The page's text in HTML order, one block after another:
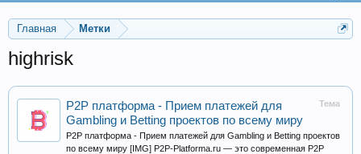
Главная Метки
highrisk
Тема
P2P платформа - Прием платежей для
Gambling и Betting проектов по всему миру
P2P платформа - Прием платежей для Gambling и Betting проектов
по всему миру [IMG] P2P-Platforma.ru — это современная P2P